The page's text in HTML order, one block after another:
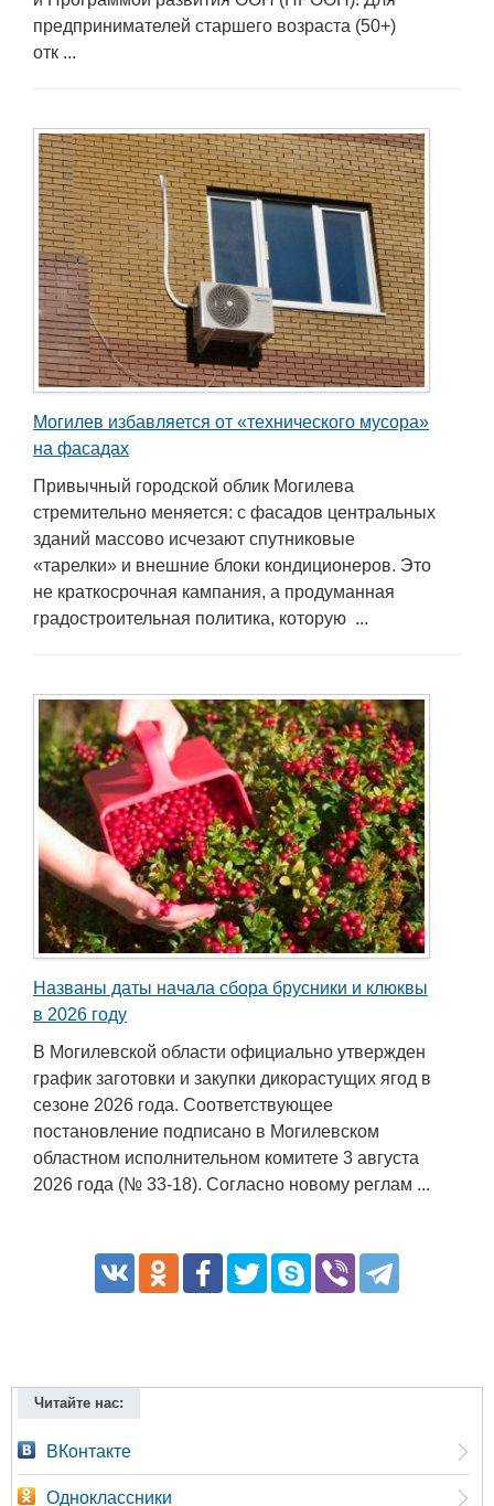
предпринимателей старшего возраста (50+)
отк ...
Могилев избавляется от «технического мусора»
на фасадах
Привычный городской облик Могилева
стремительно меняется: с фасадов центральных
зданий массово исчезают спутниковые
«тарелки» и внешние блоки кондиционеров. Это
не краткосрочная кампания, а продуманная
градостроительная политика, которую ...
Названы даты начала сбора брусники и клюквы
в 2026 году
В Могилевской области официально утвержден
график заготовки и закупки дикорастущих ягод в
сезоне 2026 года. Соответствующее
постановление подписано в Могилевском
областном исполнительном комитете 3 августа
2026 года (№ 33-18). Согласно новому реглам ...
Читайте нас:
ВКонтакте
Одноклассники